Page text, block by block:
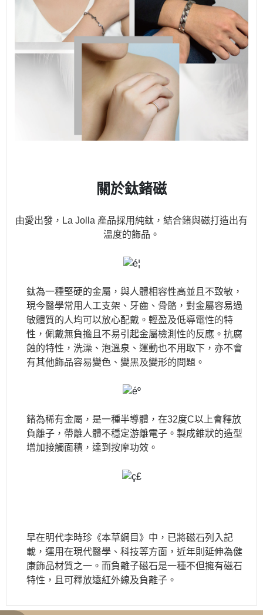
關於鈦鍺磁
由愛出發，La Jolla 產品採用純鈦，結合鍺與磁打造出有
溫度的飾品。
鈦為一種堅硬的金屬，與人體相容性高並且不致敏，
現今醫學常用人工支架、牙齒、骨骼，對金屬容易過
敏體質的人均可以放心配戴。輕盈及低導電性的特
性，佩戴無負擔且不易引起金屬檢測性的反應。抗腐
蝕的特性，洗澡、泡溫泉、運動也不用取下，亦不會
有其他飾品容易變色、變黑及變形的問題。
鍺為稀有金屬，是一種半導體，在32度C以上會釋放
負離子，帶離人體不穩定游離電子。製成錐狀的造型
增加接觸面積，達到按摩功效。
早在明代李時珍《本草綱目》中，已將磁石列入記
載，運用在現代醫學、科技等方面，近年則延伸為健
康飾品材質之一。而負離子磁石是一種不但擁有磁石
特性，且可釋放遠紅外線及負離子。